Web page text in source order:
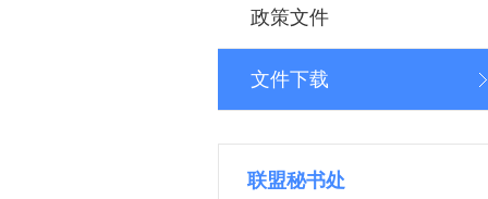
政策文件
文件下载
联盟秘书处